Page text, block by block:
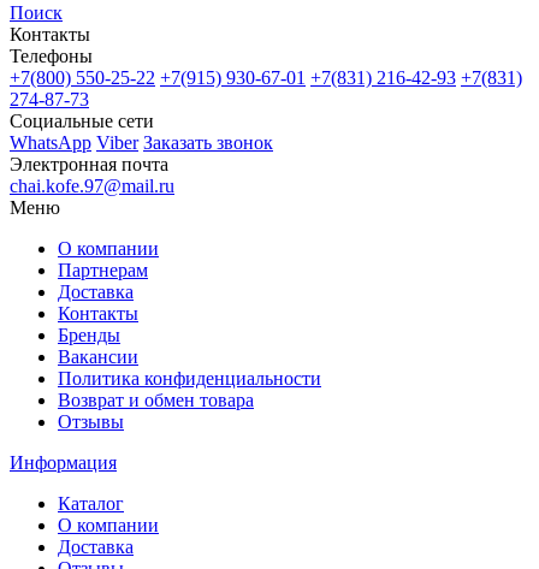
Поиск
Контакты
Телефоны
+7(800) 550-25-22 +7(915) 930-67-01 +7(831) 216-42-93 +7(831)
274-87-73
Социальные сети
WhatsApp Viber Заказать звонок
Электронная почта
chai.kofe.97@mail.ru
Меню
О компании
Партнерам
Доставка
Контакты
Бренды
Вакансии
Политика конфиденциальности
Возврат и обмен товара
Отзывы
Информация
Каталог
О компании
Доставка